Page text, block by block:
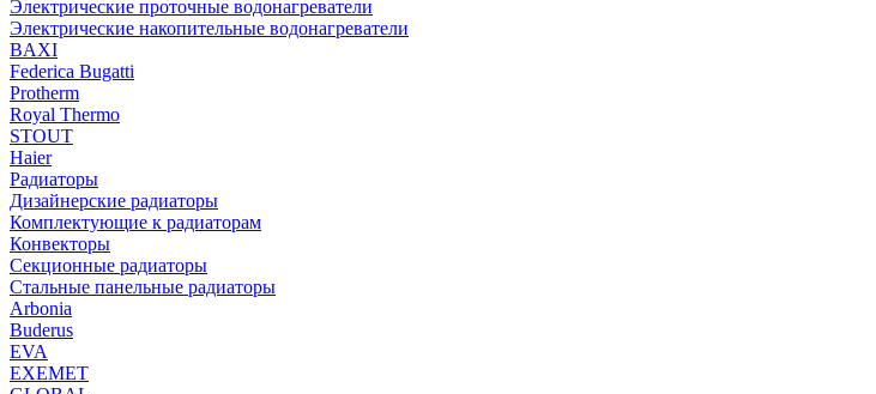
Электрические проточные водонагреватели
Электрические накопительные водонагреватели
BAXI
Federica Bugatti
Protherm
Royal Thermo
STOUT
Haier
Радиаторы
Дизайнерские радиаторы
Комплектующие к радиаторам
Конвекторы
Секционные радиаторы
Стальные панельные радиаторы
Arbonia
Buderus
EVA
EXEMET